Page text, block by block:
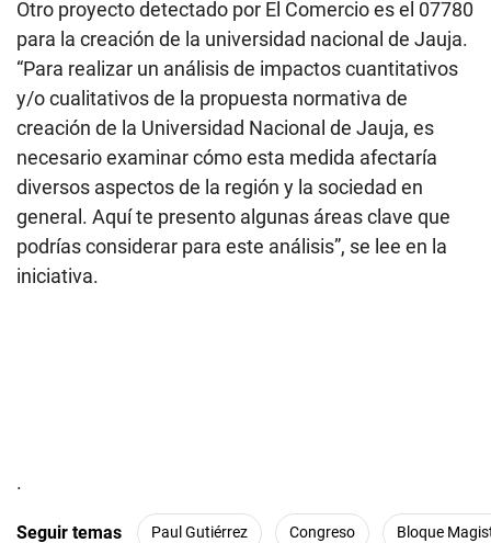
Otro proyecto detectado por El Comercio es el 07780
para la creación de la universidad nacional de Jauja.
“Para realizar un análisis de impactos cuantitativos
y/o cualitativos de la propuesta normativa de
creación de la Universidad Nacional de Jauja, es
necesario examinar cómo esta medida afectaría
diversos aspectos de la región y la sociedad en
general. Aquí te presento algunas áreas clave que
podrías considerar para este análisis”, se lee en la
iniciativa.
.
Seguir temas Paul Gutiérrez Congreso Bloque